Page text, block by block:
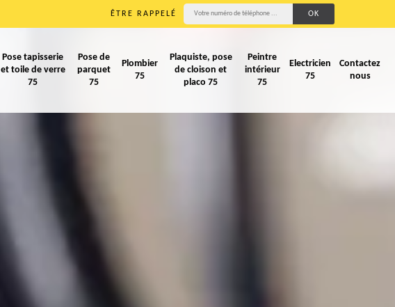
ÊTRE RAPPELÉ
Pose tapisserie
et toile de verre
75
Pose de
parquet
75
Plombier
75
Plaquiste, pose
de cloison et
placo 75
Peintre
intérieur
75
Electricien
75
Contactez
nous